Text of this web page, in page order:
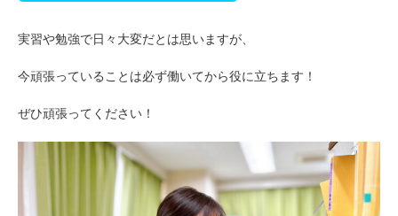
実習や勉強で日々大変だとは思いますが、
今頑張っていることは必ず働いてから役に立ちます！
ぜひ頑張ってください！